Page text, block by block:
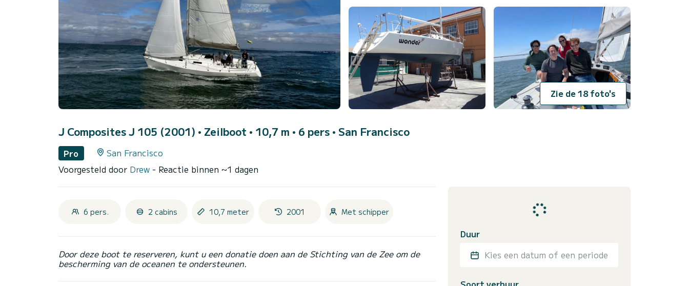
Zie de 18 foto's
J Composites J 105 (2001) • Zeilboot • 10,7 m • 6 pers • San Francisco
Pro
San Francisco
Voorgesteld door Drew - Reactie binnen ~1 dagen
6 pers. 2 cabins 10,7 meter 2001 Met schipper
Door deze boot te reserveren, kunt u een donatie doen aan de Stichting van de Zee om de
bescherming van de oceanen te ondersteunen.
Duur
Kies een datum of een periode